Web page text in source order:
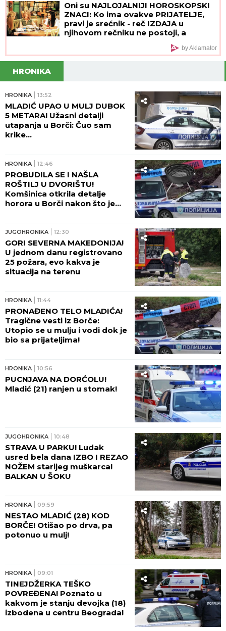
Oni su NAJLOJALNIJI HOROSKOPSKI
ZNACI: Ko ima ovakve PRIJATELJE,
pravi je srećnik - reč IZDAJA u
njihovom rečniku ne postoji, a
VERNOST im je doživotna karakterna
by Aklamator
HRONIKA
HRONIKA 13:52
MLADIĆ UPAO U MULJ DUBOK
5 METARA! Užasni detalji
utapanja u Borči: Čuo sam
krike...
HRONIKA 12:46
PROBUDILA SE I NAŠLA
ROŠTILJ U DVORIŠTU!
Komšinica otkrila detalje
horora u Borči nakon što je
JUGOHRONIKA 12:30
GORI SEVERNA MAKEDONIJA!
U jednom danu registrovano
25 požara, evo kakva je
situacija na terenu
HRONIKA 11:44
PRONAĐENO TELO MLADIĆA!
Tragične vesti iz Borče:
Utopio se u mulju i vodi dok je
bio sa prijateljima!
HRONIKA 10:56
PUCNJAVA NA DORĆOLU!
Mladić (21) ranjen u stomak!
JUGOHRONIKA 10:48
STRAVA U PARKU! Ludak
usred bela dana IZBO I REZAO
NOŽEM starijeg muškarca!
BALKAN U ŠOKU
HRONIKA 09:59
NESTAO MLADIĆ (28) KOD
BORČE! Otišao po drva, pa
potonuo u mulj!
HRONIKA 09:01
TINEJDŽERKA TEŠKO
POVREĐENA! Poznato u
kakvom je stanju devojka (18)
izbodena u centru Beograda!